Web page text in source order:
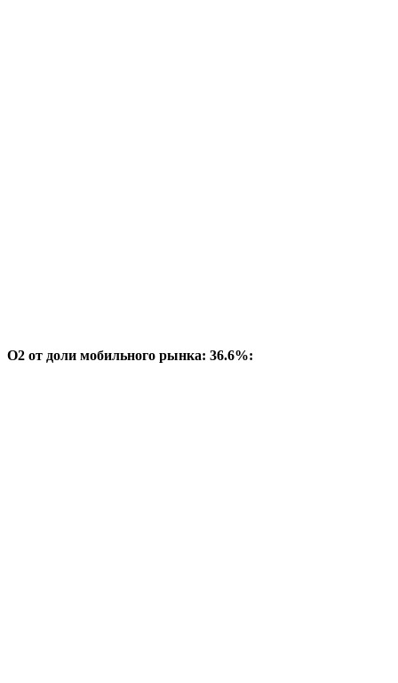
O2 от доли мобильного рынка: 36.6%: